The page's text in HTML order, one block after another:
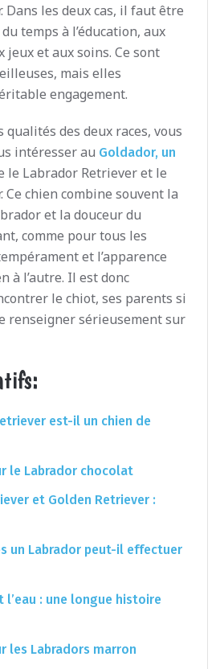
Dans les deux cas, il faut être
temps à l’éducation, aux
jeux et aux soins. Ce sont
mais elles
engagement.
qualités des deux races, vous
intéresser au Goldador, un
le Labrador Retriever et le
Ce chien combine souvent la
et la douceur du
comme pour tous les
et l’apparence
à l’autre. Il est donc
le chiot, ses parents si
renseigner sérieusement sur
est-il un chien de
le Labrador chocolat
et Golden Retriever :
un Labrador peut-il effectuer
l’eau : une longue histoire
les Labradors marron